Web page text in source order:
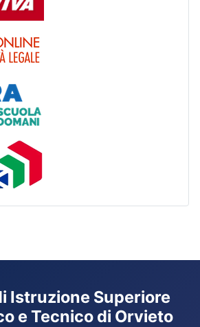
Istruzione Superiore
e Tecnico di Orvieto